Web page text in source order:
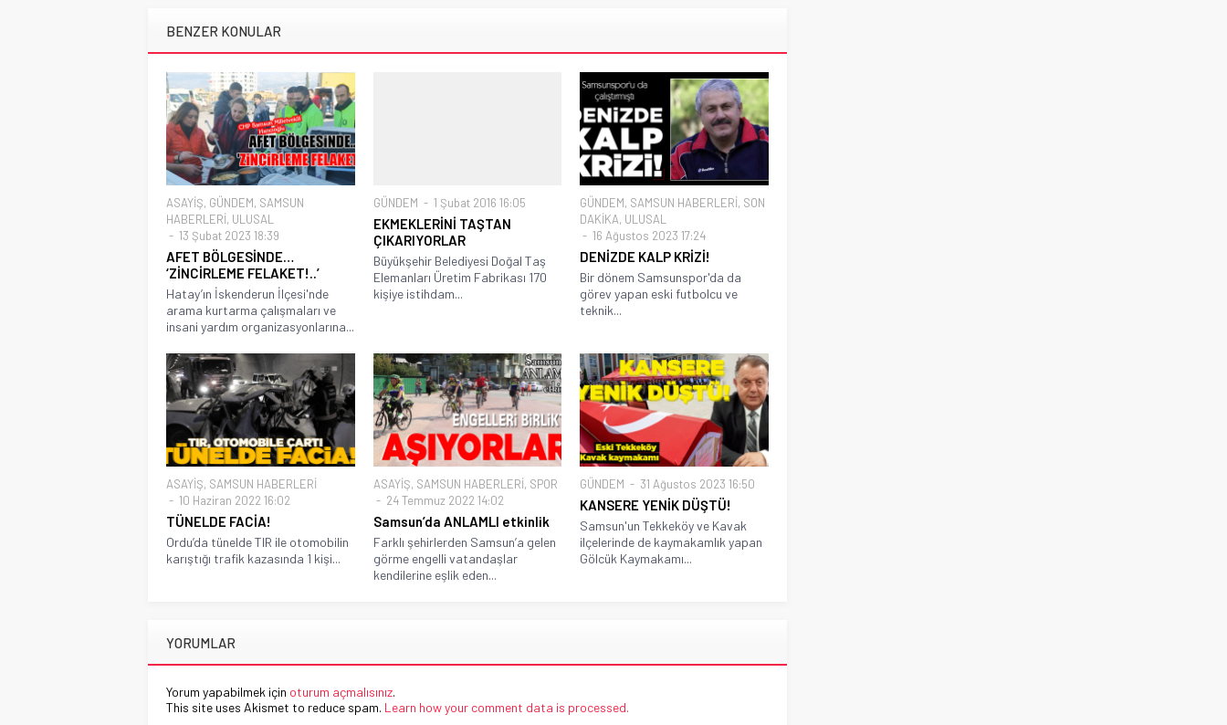
BENZER KONULAR
ASAYİŞ, GÜNDEM, SAMSUN
HABERLERİ, ULUSAL
13 Şubat 2023 18:39
AFET BÖLGESİNDE…
‘ZİNCİRLEME FELAKET!..’
Hatay’ın İskenderun İlçesi'nde
arama kurtarma çalışmaları ve
insani yardım organizasyonlarına...
GÜNDEM 1 Şubat 2016 16:05
EKMEKLERİNİ TAŞTAN
ÇIKARIYORLAR
Büyükşehir Belediyesi Doğal Taş
Elemanları Üretim Fabrikası 170
kişiye istihdam...
GÜNDEM, SAMSUN HABERLERİ, SON
DAKİKA, ULUSAL
16 Ağustos 2023 17:24
DENİZDE KALP KRİZİ!
Bir dönem Samsunspor'da da
görev yapan eski futbolcu ve
teknik...
ASAYİŞ, SAMSUN HABERLERİ
10 Haziran 2022 16:02
TÜNELDE FACİA!
Ordu’da tünelde TIR ile otomobilin
karıştığı trafik kazasında 1 kişi...
ASAYİŞ, SAMSUN HABERLERİ, SPOR
24 Temmuz 2022 14:02
Samsun’da ANLAMLI etkinlik
Farklı şehirlerden Samsun’a gelen
görme engelli vatandaşlar
kendilerine eşlik eden...
GÜNDEM 31 Ağustos 2023 16:50
KANSERE YENİK DÜŞTÜ!
Samsun'un Tekkeköy ve Kavak
ilçelerinde de kaymakamlık yapan
Gölcük Kaymakamı...
YORUMLAR
Yorum yapabilmek için oturum açmalısınız.
This site uses Akismet to reduce spam. Learn how your comment data is processed.